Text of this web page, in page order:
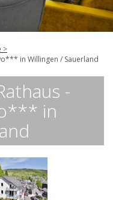
in Willingen / Sauerland
-
in